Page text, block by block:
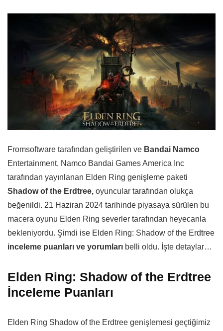
Fromsoftware tarafından geliştirilen ve Bandai Namco
Entertainment, Namco Bandai Games America Inc
tarafından yayınlanan Elden Ring genişleme paketi
Shadow of the Erdtree, oyuncular tarafından olukça
beğenildi. 21 Haziran 2024 tarihinde piyasaya sürülen bu
macera oyunu Elden Ring severler tarafından heyecanla
bekleniyordu. Şimdi ise Elden Ring: Shadow of the Erdtree
inceleme puanları ve yorumları belli oldu. İşte detaylar…
Elden Ring: Shadow of the Erdtree
İnceleme Puanları
Elden Ring Shadow of the Erdtree genişlemesi geçtiğimiz